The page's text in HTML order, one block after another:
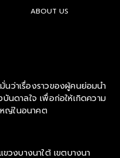
ABOUT US
นว่าเรื่องราวของผู้คนย่อมนำ
นดาลใจ เพื่อก่อให้เกิดความ
ญ่ในอนาคต
งบางนาใต้ เขตบางนา